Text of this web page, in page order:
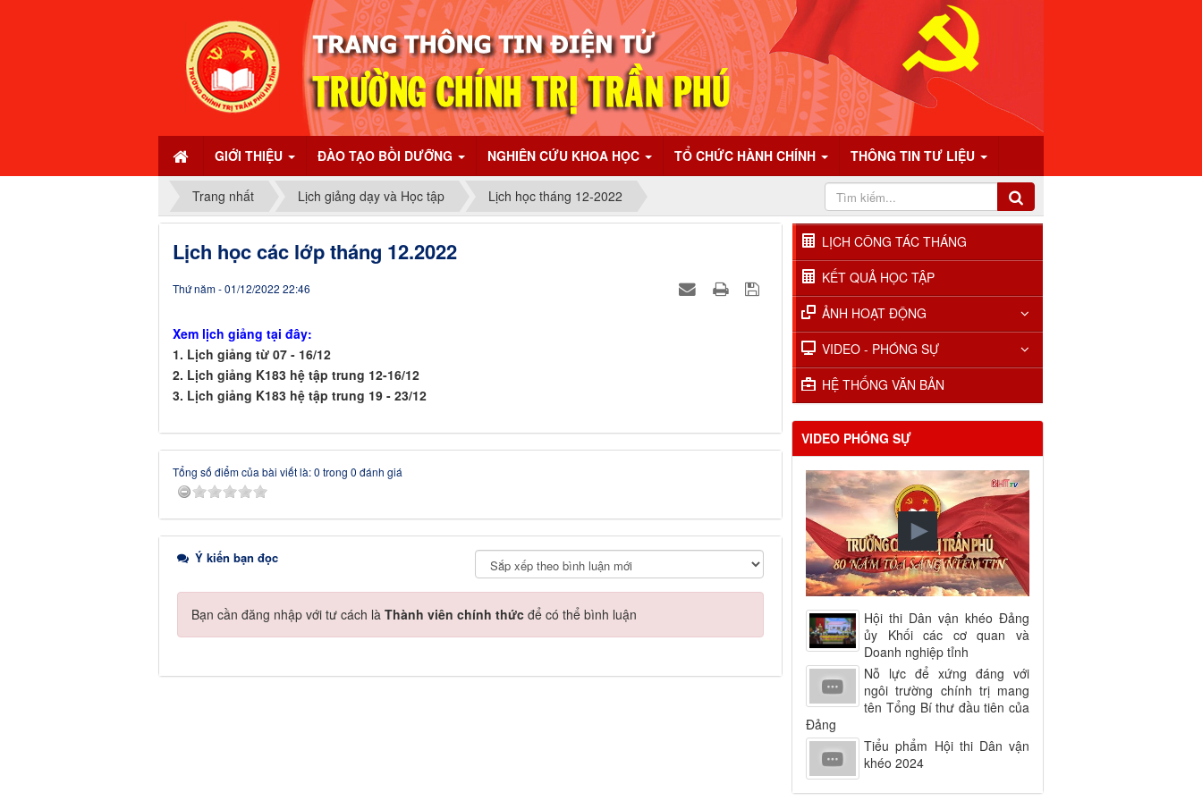
GIỚI THIỆU ĐÀO TẠO BỒI DƯỠNG NGHIÊN CỨU KHOA HỌC TỔ CHỨC HÀNH CHÍNH THÔNG TIN TƯ LIỆU
Trang nhất Lịch giảng dạy và Học tập Lịch học tháng 12-2022
Lịch học các lớp tháng 12.2022
Thứ năm - 01/12/2022 22:46
Xem lịch giảng tại đây:
1. Lịch giảng từ 07 - 16/12
2. Lịch giảng K183 hệ tập trung 12-16/12
3. Lịch giảng K183 hệ tập trung 19 - 23/12
Tổng số điểm của bài viết là: 0 trong 0 đánh giá
Ý kiến bạn đọc
Bạn cần đăng nhập với tư cách là Thành viên chính thức để có thể bình luận
LỊCH CÔNG TÁC THÁNG
KẾT QUẢ HỌC TẬP
ẢNH HOẠT ĐỘNG
VIDEO - PHÓNG SỰ
HỆ THỐNG VĂN BẢN
VIDEO PHÓNG SỰ
Hội thi Dân vận khéo Đảng
ủy Khối các cơ quan và
Doanh nghiệp tỉnh
Nỗ lực để xứng đáng với
ngôi trường chính trị mang
tên Tổng Bí thư đầu tiên của
Đảng
Tiểu phẩm Hội thi Dân vận
khéo 2024